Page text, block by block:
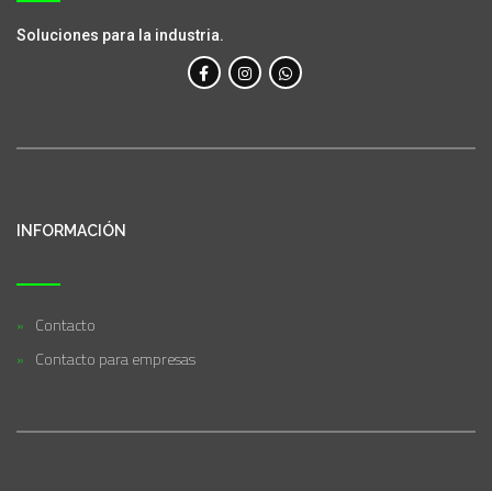
Soluciones para la industria.
INFORMACIÓN
Contacto
Contacto para empresas